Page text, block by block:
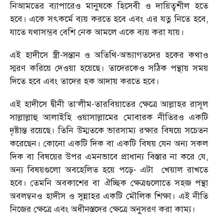
নিআমতের ব্যাপারেও মানুষকে হিসেবী ও দায়িত্বশীল হতে
হবে। একে সৎকর্মে ব্যয় করতে হবে এবং এর যত্ন নিতে হবে,
যাতে যথাসম্ভব বেশি নেক আমলে একে ব্যয় করা যায়।
এই হাদীসে স্ত্রী-সন্তান ও অতিথি-অভ্যাগতদের হকের কথাও
স্মরণ করিয়ে দেওয়া হয়েছে। তাদেরকেও সঠিক পন্থায় সময়
দিতে হবে এবং তাদের হক আদায় করতে হবে।
এই হাদীসে দ্বীনী তা‘লীম-তারবিয়াতের ক্ষেত্রে আল্লাহর রাসূল
সাল্লাল্লাহু আলাইহি ওয়াসাল্লামের মোবারক নীতিরও একটি
দৃষ্টান্ত রয়েছে। তিনি উম্মতকে ভারসাম্য রক্ষার বিষয়ে সচেতন
করেছেন। কোনো একটি দিক বা একটি বিষয় যেন অন্য সকল
দিক বা বিষয়ের উপর এমনভাবে প্রাধান্য বিস্তার না করে যে,
অন্য বিষয়গুলো অবহেলিত হয়ে পড়ে- এটা খেয়াল রাখতে
হবে। তেমনি অবকাশের বা ঐচ্ছিক ক্ষেত্রগুলোতে সহজ পন্থা
অবলম্বনও হাদীস ও সুন্নাহর একটি মৌলিক শিক্ষা। এই নীতি
নিজের ক্ষেত্রে এবং অধীনস্তদের ক্ষেত্রে অনুসরণ করা কাম্য।